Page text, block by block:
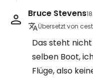
Bruce Stevens
Übersetzt von
Das steht
selben Boot,
Flüge, also